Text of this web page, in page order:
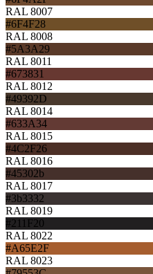
RAL 8007
#6F4F28
RAL 8008
#5A3A29
RAL 8011
#673831
RAL 8012
#49392D
RAL 8014
#633A34
RAL 8015
#4C2F26
RAL 8016
#45302b
RAL 8017
#3b3332
RAL 8019
#211F20
RAL 8022
#A65E2F
RAL 8023